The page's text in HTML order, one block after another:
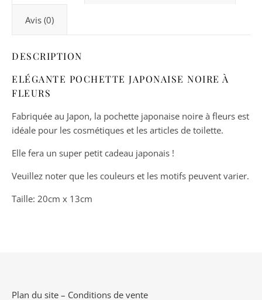
Avis (0)
DESCRIPTION
ELÉGANTE POCHETTE JAPONAISE NOIRE À
FLEURS
Fabriquée au Japon, la pochette japonaise noire à fleurs est
idéale pour les cosmétiques et les articles de toilette.
Elle fera un super petit cadeau japonais !
Veuillez noter que les couleurs et les motifs peuvent varier.
Taille: 20cm x 13cm
Plan du site – Conditions de vente